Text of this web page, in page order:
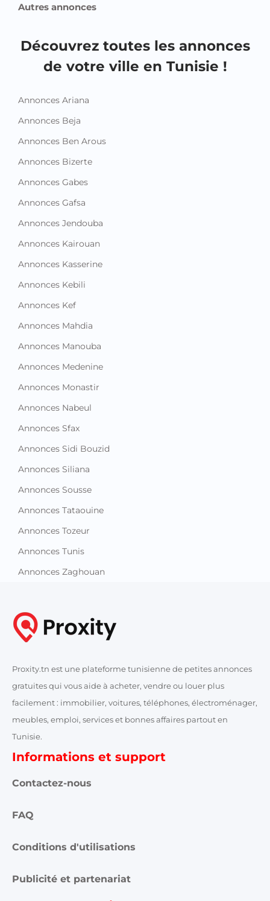
Autres annonces
Découvrez toutes les annonces
de votre ville en Tunisie !
Annonces Ariana
Annonces Beja
Annonces Ben Arous
Annonces Bizerte
Annonces Gabes
Annonces Gafsa
Annonces Jendouba
Annonces Kairouan
Annonces Kasserine
Annonces Kebili
Annonces Kef
Annonces Mahdia
Annonces Manouba
Annonces Medenine
Annonces Monastir
Annonces Nabeul
Annonces Sfax
Annonces Sidi Bouzid
Annonces Siliana
Annonces Sousse
Annonces Tataouine
Annonces Tozeur
Annonces Tunis
Annonces Zaghouan
Proxity.tn est une plateforme tunisienne de petites annonces
gratuites qui vous aide à acheter, vendre ou louer plus
facilement : immobilier, voitures, téléphones, électroménager,
meubles, emploi, services et bonnes affaires partout en
Tunisie.
Informations et support
Contactez-nous
FAQ
Conditions d'utilisations
Publicité et partenariat